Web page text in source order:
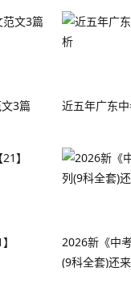
3篇 近五年广东
2026新《中
(9科全套)还